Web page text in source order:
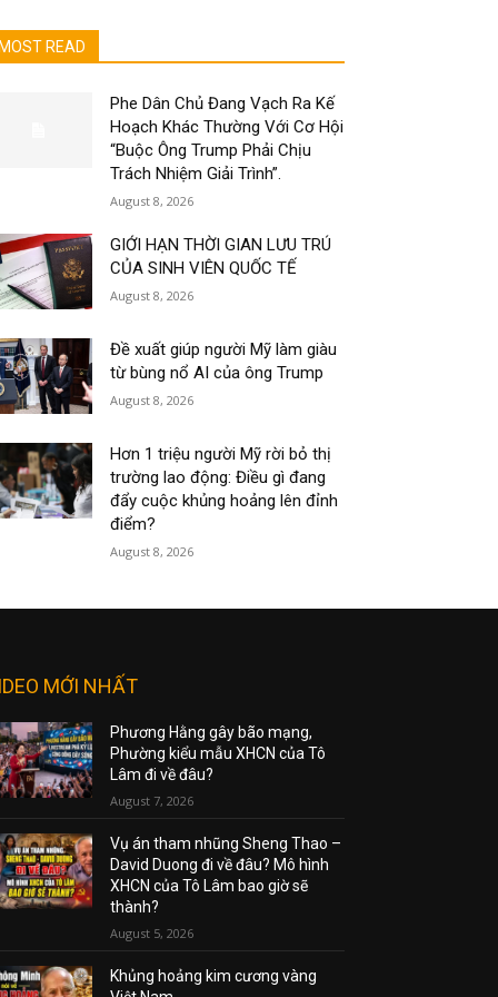
MOST READ
Phe Dân Chủ Đang Vạch Ra Kế
Hoạch Khác Thường Với Cơ Hội
“Buộc Ông Trump Phải Chịu
Trách Nhiệm Giải Trình”.
August 8, 2026
GIỚI HẠN THỜI GIAN LƯU TRÚ
CỦA SINH VIÊN QUỐC TẾ
August 8, 2026
Đề xuất giúp người Mỹ làm giàu
từ bùng nổ AI của ông Trump
August 8, 2026
Hơn 1 triệu người Mỹ rời bỏ thị
trường lao động: Điều gì đang
đẩy cuộc khủng hoảng lên đỉnh
điểm?
August 8, 2026
MỚI NHẤT
Phương Hằng gây bão mạng,
Phường kiểu mẫu XHCN của Tô
Lâm đi về đâu?
August 7, 2026
Vụ án tham nhũng Sheng Thao –
David Duong đi về đâu? Mô hình
XHCN của Tô Lâm bao giờ sẽ
thành?
August 5, 2026
Khủng hoảng kim cương vàng